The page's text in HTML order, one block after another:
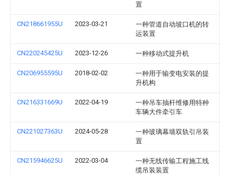
置
CN218661955U 2023-03-21
一种管道自动坡口机的转
运装置
CN220245425U 2023-12-26 一种移动式提升机
CN206955595U 2018-02-02
一种用于输变电安装的提
升机构
CN216331669U 2022-04-19
一种吊车抽杆维修用特种
车辆大件牵引车
CN221027363U 2024-05-28
一种玻璃幕墙双轨引吊装
置
CN215946625U 2022-03-04
一种无线传输工程施工线
缆吊装装置